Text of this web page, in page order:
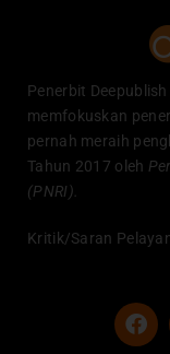
Penerbit
memfokuskan
pernah meraih
Tahun 2017 oleh
(PNRI).
Kritik/Saran
F
a